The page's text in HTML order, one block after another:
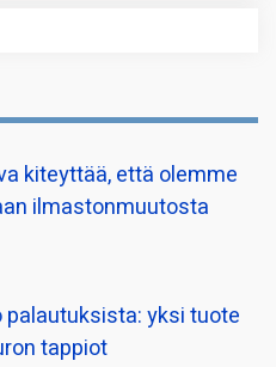
kiteyttää, että olemme
ilmaston­muutosta
yksi tuote
tappiot